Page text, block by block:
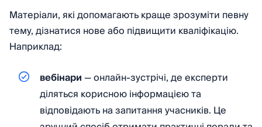
Матеріали, які допомагають краще зрозуміти певну
тему, дізнатися нове або підвищити кваліфікацію.
Наприклад:
вебінари— онлайн-зустрічі, де експерти
діляться корисною інформацією та
відповідають на запитання учасників. Це